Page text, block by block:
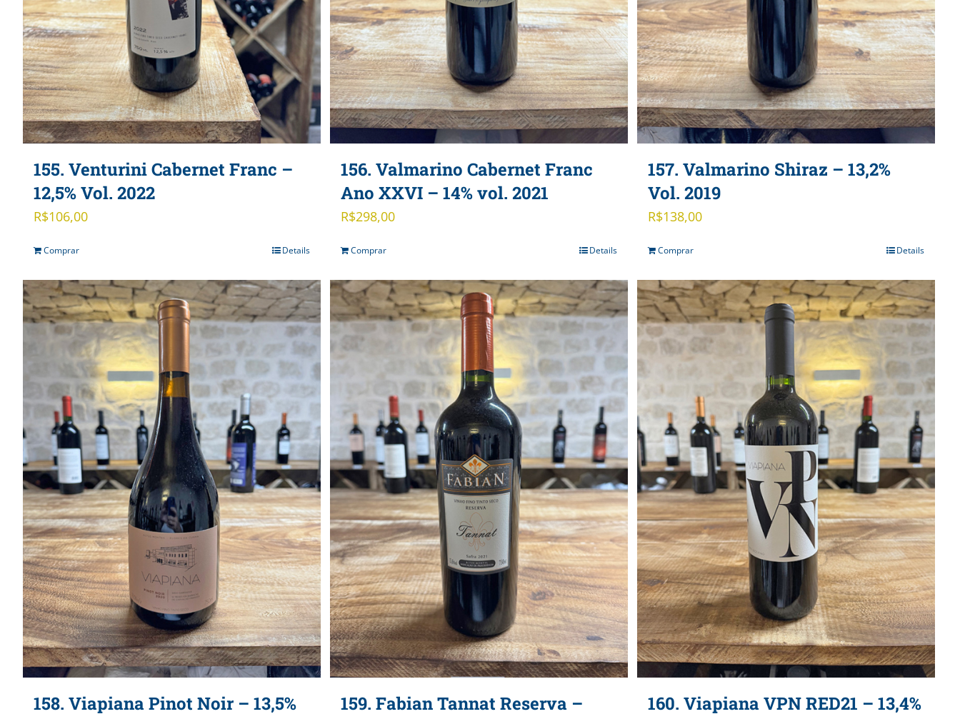
155. Venturini Cabernet Franc –
12,5% Vol. 2022
R$106,00
Comprar Details
156. Valmarino Cabernet Franc
Ano XXVI – 14% vol. 2021
R$298,00
Comprar Details
157. Valmarino Shiraz – 13,2%
Vol. 2019
R$138,00
Comprar Details
158. Viapiana Pinot Noir – 13,5% 159. Fabian Tannat Reserva – 160. Viapiana VPN RED21 – 13,4%